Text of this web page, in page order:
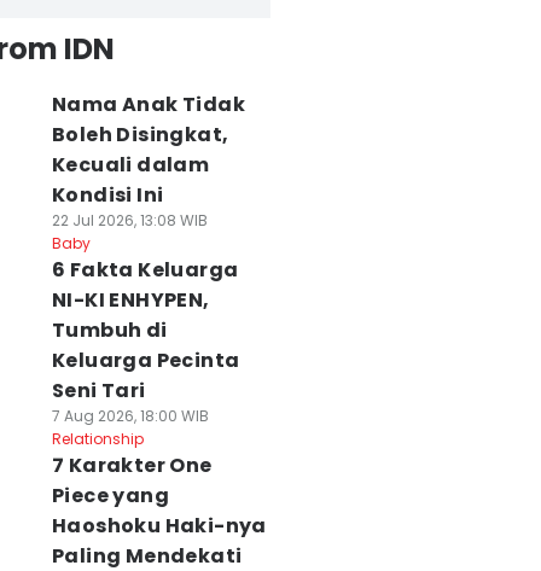
IDN
Nama Anak Tidak
Boleh Disingkat,
Kecuali dalam
Kondisi Ini
22 Jul 2026, 13:08 WIB
Baby
6 Fakta Keluarga
NI-KI ENHYPEN,
Tumbuh di
Keluarga Pecinta
Seni Tari
7 Aug 2026, 18:00 WIB
Relationship
7 Karakter One
Piece yang
Haoshoku Haki-nya
Paling Mendekati